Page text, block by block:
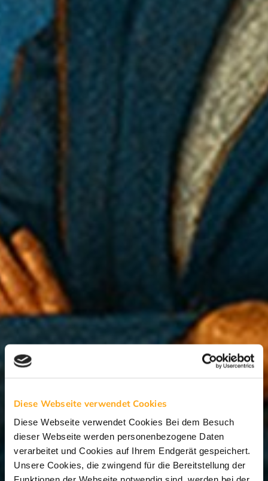
Diese Webseite verwendet Cookies
Diese Webseite verwendet Cookies Bei dem Besuch
dieser Webseite werden personenbezogene Daten
verarbeitet und Cookies auf Ihrem Endgerät gespeichert.
Unsere Cookies, die zwingend für die Bereitstellung der